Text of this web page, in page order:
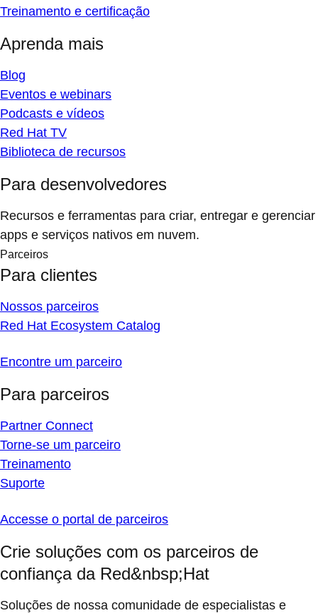
Treinamento e certificação
Aprenda mais
Blog
Eventos e webinars
Podcasts e vídeos
Red Hat TV
Biblioteca de recursos
Para desenvolvedores
Recursos e ferramentas para criar, entregar e gerenciar
apps e serviços nativos em nuvem.
Parceiros
Para clientes
Nossos parceiros
Red Hat Ecosystem Catalog
Encontre um parceiro
Para parceiros
Partner Connect
Torne-se um parceiro
Treinamento
Suporte
Accesse o portal de parceiros
Crie soluções com os parceiros de
confiança da Red&nbsp;Hat
Soluções de nossa comunidade de especialistas e